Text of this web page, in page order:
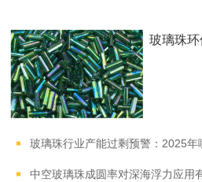
玻璃珠行业产能过剩预警：2025年
中空玻璃珠成圆率对深海浮力应用